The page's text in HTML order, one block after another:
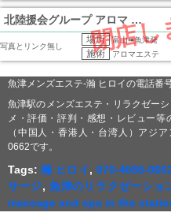
閉店北陸援会グループ アロマ 魚津店
写真とリンク無し
場所 富山➠魚津発
施術 アロマエステ
魚津メンズエステ-瀚 ヒロイの電話番
魚津駅のメンズエステ・リラクゼー
メ・評価・評判・感想・レビュー
（中国人・香港人・台湾人）アジ
0662です。
Tags:瀚 ヒロイ, 070-4086-
サージ, 魚津のリラクゼーショ
massage and spa in the